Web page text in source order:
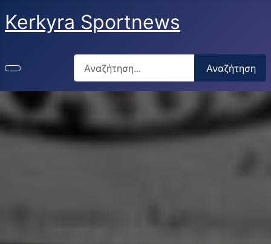
Kerkyra Sportnews
Αναζήτηση
Type 2 or more characters for results.
Αναζήτηση